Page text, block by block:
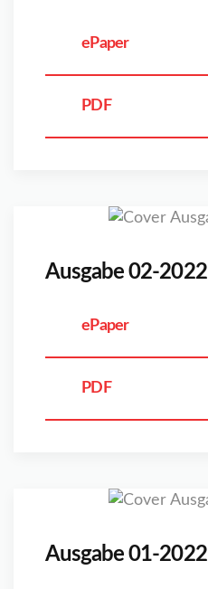
ePaper
PDF
Ausgabe 02-2022
ePaper
PDF
Ausgabe 01-2022